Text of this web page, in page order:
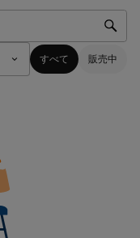
すべて 販売中